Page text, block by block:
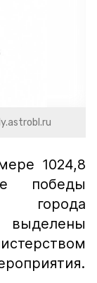
1024,8
победы
города